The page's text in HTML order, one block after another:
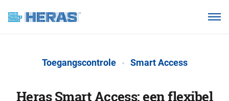
Producten
Kennisbank
Toegangscontrole Smart Access
Heras Smart Access: een flexibel